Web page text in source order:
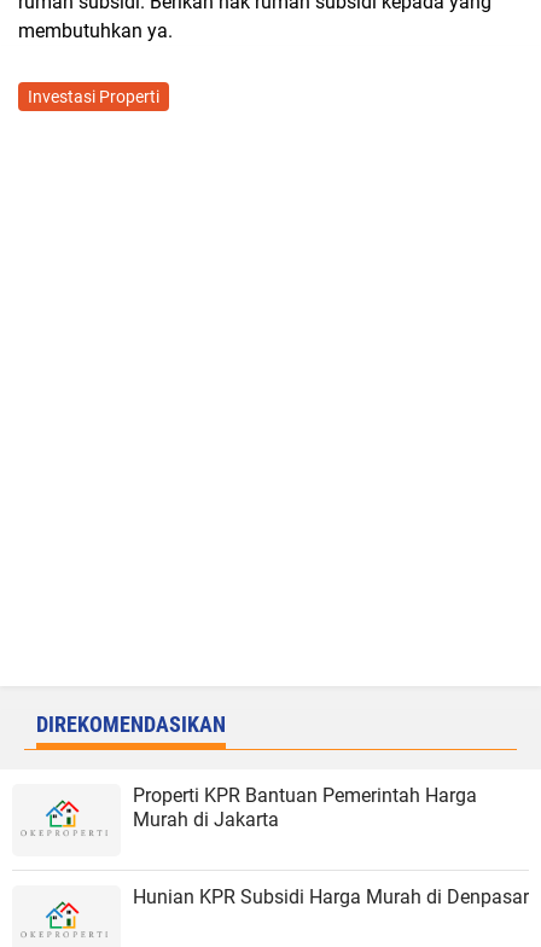
membutuhkan ya.
Investasi Properti
DIREKOMENDASIKAN
Properti KPR Bantuan Pemerintah Harga
Murah di Jakarta
Hunian KPR Subsidi Harga Murah di Denpasar